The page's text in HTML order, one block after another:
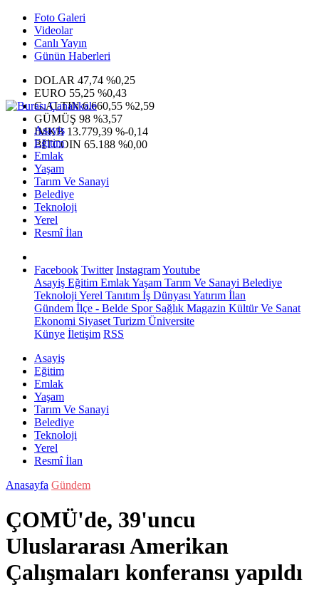
Foto Galeri
Videolar
Canlı Yayın
Günün Haberleri
DOLAR 47,74 %0,25
EURO 55,25 %0,43
G.ALTIN6.660,55 %2,59
GÜMÜŞ 98 %3,57
IMKB 13.779,39 %-0,14
BITCOIN 65.188 %0,00
Asayiş
Eğitim
Emlak
Yaşam
Tarım Ve Sanayi
Belediye
Teknoloji
Yerel
Resmî İlan
Facebook Twitter InstagramYoutube
Asayiş Eğitim EmlakYaşam Tarım Ve Sanayi Belediye
Teknoloji Yerel Tanıtım İş Dünyası Yatırım İlan
Gündem İlçe - Belde SporSağlık Magazin Kültür Ve Sanat
Ekonomi Siyaset Turizm Üniversite
Künye İletişim RSS
Asayiş
Eğitim
Emlak
Yaşam
Tarım Ve Sanayi
Belediye
Teknoloji
Yerel
Resmî İlan
Anasayfa Gündem
ÇOMÜ'de, 39'uncu
Uluslararası Amerikan
Çalışmaları konferansı yapıldı